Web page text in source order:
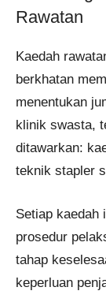
Rawatan
Kaedah
berkhatan
menentukan
klinik swasta,
ditawarkan:
teknik stapler
Setiap kaedah
prosedur
tahap
keperluan